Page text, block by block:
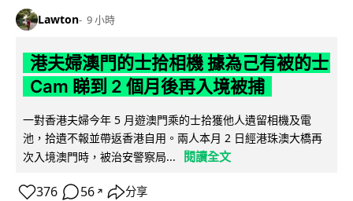
Lawton 9 小時
港夫婦澳門的士拾相機 據為己有被的士
Cam 睇到 2 個月後再入境被捕
一對香港夫婦今年 5 月遊澳門乘的士拾獲他人遺留相機及電
池，拾遺不報並帶返香港自用。兩人本月 2 日經港珠澳大橋再
次入境澳門時，被治安警察局...
閱讀全文
376 56 ↗ 分享